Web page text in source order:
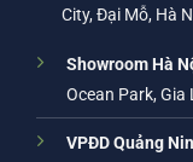
City, Đại Mỗ, Hà
Showroom Hà
Ocean Park, Gia
VPĐD Quảng